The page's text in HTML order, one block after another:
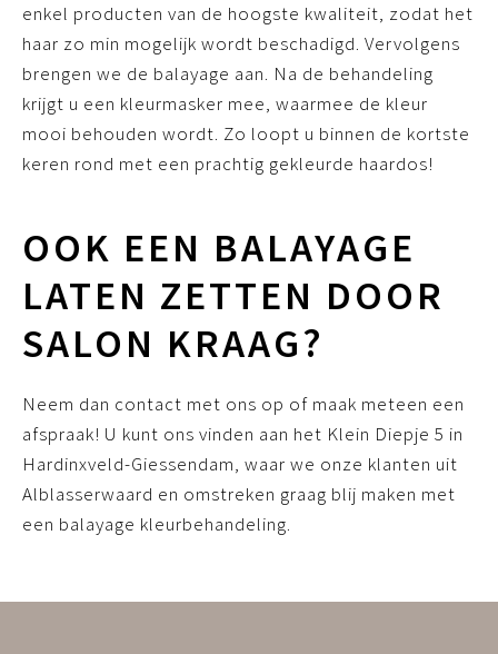
enkel producten van de hoogste kwaliteit, zodat het
haar zo min mogelijk wordt beschadigd. Vervolgens
brengen we de balayage aan. Na de behandeling
krijgt u een kleurmasker mee, waarmee de kleur
mooi behouden wordt. Zo loopt u binnen de kortste
keren rond met een prachtig gekleurde haardos!
OOK EEN BALAYAGE
LATEN ZETTEN DOOR
SALON KRAAG?
Neem dan contact met ons op of maak meteen een
afspraak! U kunt ons vinden aan het Klein Diepje 5 in
Hardinxveld-Giessendam, waar we onze klanten uit
Alblasserwaard en omstreken graag blij maken met
een balayage kleurbehandeling.